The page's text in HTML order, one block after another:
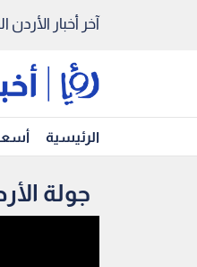
آخر أخبار
الرئيسية
جولة